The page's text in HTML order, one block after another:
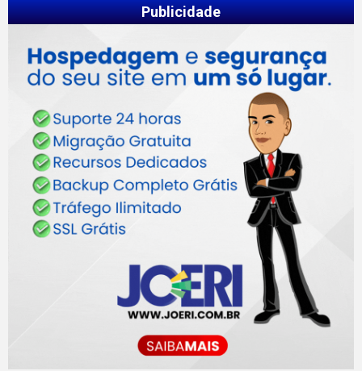
Publicidade